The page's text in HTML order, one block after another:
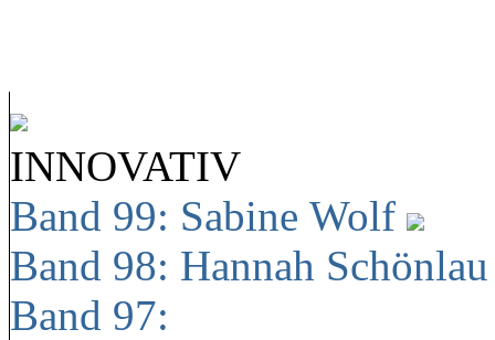
INNOVATIV
Band 99: Sabine Wolf
Band 98: Hannah
Band 97: